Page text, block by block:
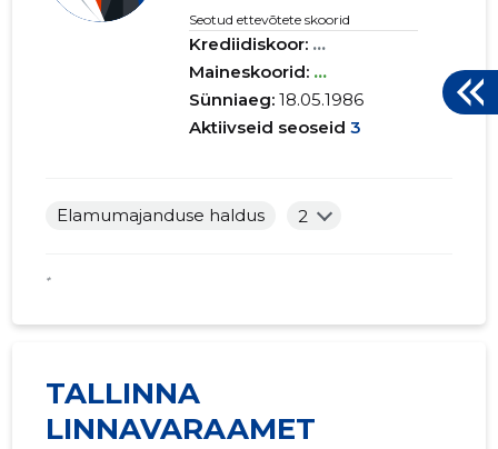
Seotud ettevõtete skoorid
Krediidiskoor: ...
Maineskoorid: ...
Sünniaeg:18.05.1986
Aktiivseid seoseid 3
Elamumajanduse haldus 2
*
TALLINNA
LINNAVARAAMET